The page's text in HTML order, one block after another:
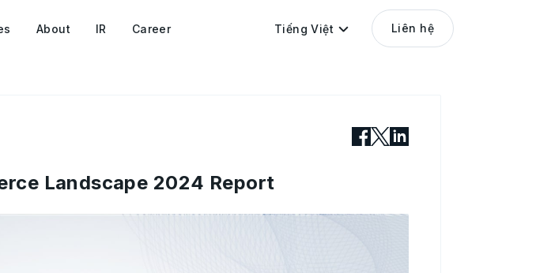
About IR Career Tiếng Việt Liên hệ
Landscape 2024 Report